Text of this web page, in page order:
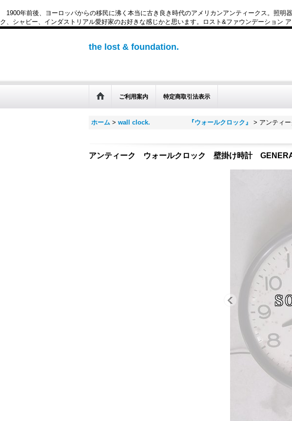
1900年前後、ヨーロッパからの移民に沸く本当に古き良き時代のアメリカンアンティークス。照
ク、シャビー、インダストリアル愛好家のお好きな感じかと思います。ロスト&ファウンデーショ
the lost & foundation.
ご利用案内 特定商取引法表示
ホーム > wall clock. 『ウォールクロック』 > アンティ
アンティーク ウォールクロック 壁掛け時計